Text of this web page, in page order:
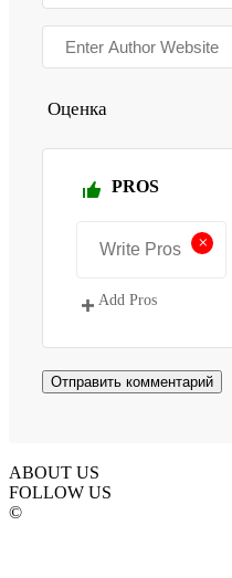
Оценка
PROS
+
Add Pros
ABOUT US
FOLLOW US
©